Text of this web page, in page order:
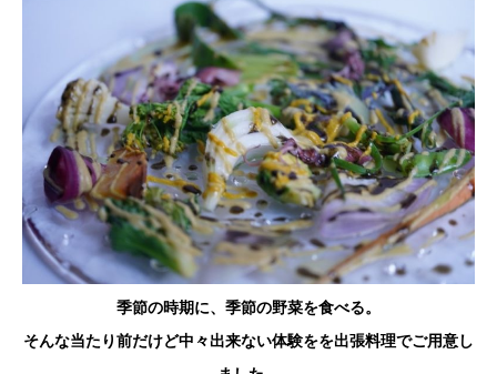
季節の時期に、季節の野菜を食べる。
そんな当たり前だけど中々出来ない体験をを出張料理でご用意し